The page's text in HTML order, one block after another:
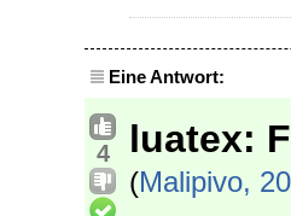
Eine Antwort:
4 luatex:
(Malipivo,